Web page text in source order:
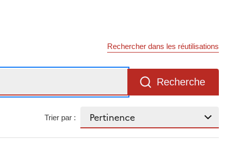
Rechercher dans les réutilisations
Recherche
Trier par :